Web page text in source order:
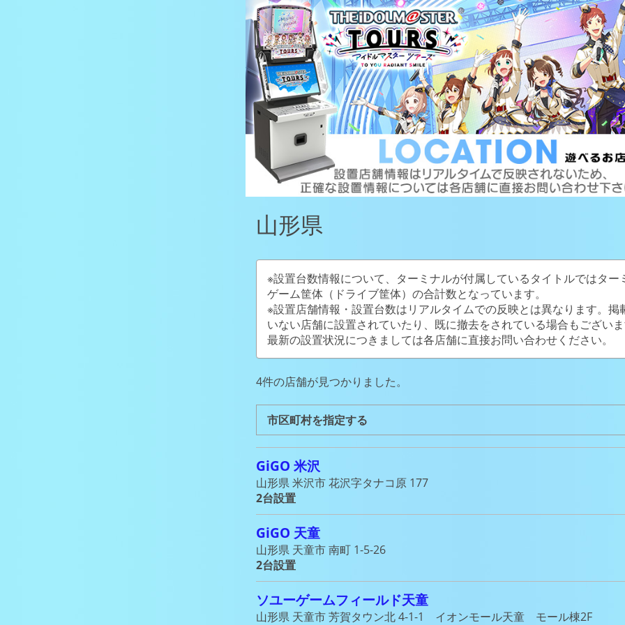
山形県
※設置台数情報について、ターミナルが付属しているタイトルではター
ゲーム筐体（ドライブ筐体）の合計数となっています。
※設置店舗情報・設置台数はリアルタイムでの反映とは異なります。掲
いない店舗に設置されていたり、既に撤去をされている場合もござい
最新の設置状況につきましては各店舗に直接お問い合わせください。
4件の店舗が見つかりました。
市区町村を指定する
GiGO 米沢
山形県 米沢市 花沢字タナコ原 177
2台設置
GiGO 天童
山形県 天童市 南町 1-5-26
2台設置
ソユーゲームフィールド天童
山形県 天童市 芳賀タウン北 4-1-1 イオンモール天童 モール棟2F